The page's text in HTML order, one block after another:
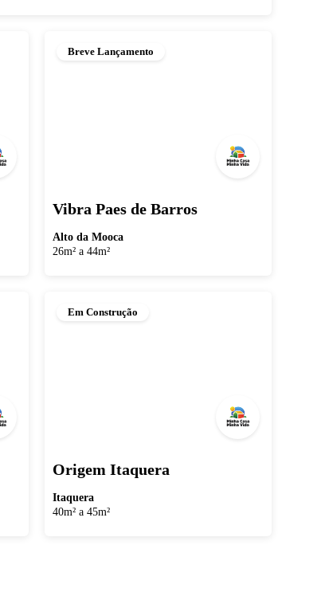
Breve Lançamento
Vibra Paes de Barros
Alto da Mooca
26m² a 44m²
Em Construção
Origem Itaquera
Itaquera
40m² a 45m²